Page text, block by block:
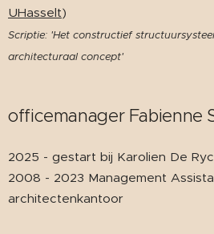
UHasselt)
Scriptie: 'Het constructief
architecturaal concept'
officemanager Fabienne
2025 - gestart bij Karolien De
2008 - 2023 Management
architectenkantoor